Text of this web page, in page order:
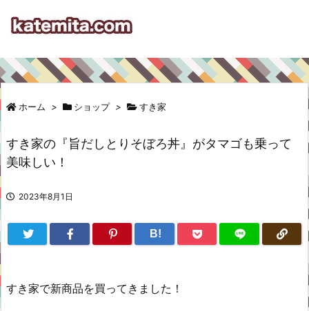
ホーム > ショップ > すき家
すき家の『旨だしとりそぼろ丼』がタマゴも乗って
美味しい！
2023年8月1日
B!
すき家で新商品を買ってきました！